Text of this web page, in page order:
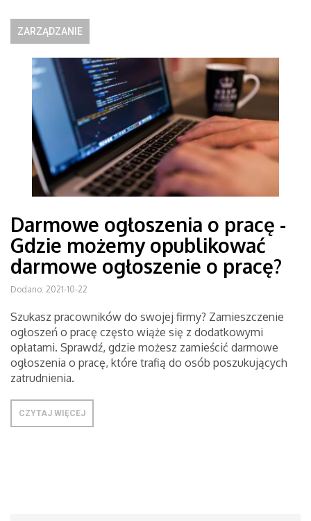
ZARZĄDZANIE
Darmowe ogłoszenia o pracę -
Gdzie możemy opublikować
darmowe ogłoszenie o pracę?
Dodano: 2021-10-22
Szukasz pracowników do swojej firmy? Zamieszczenie
ogłoszeń o pracę często wiąże się z dodatkowymi
opłatami. Sprawdź, gdzie możesz zamieścić darmowe
ogłoszenia o pracę, które trafią do osób poszukujących
zatrudnienia.
CZYTAJ WIĘCEJ